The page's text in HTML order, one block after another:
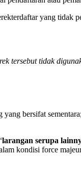
yang tidak
tersebut tidak
bersifat
larangan serupa
kondisi force